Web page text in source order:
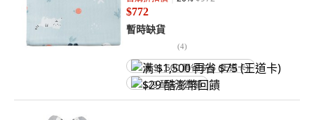
$772
暫時缺貨
(4)
满 $1,500 再省 $75 (王道卡)
$29 酷澎幣回饋